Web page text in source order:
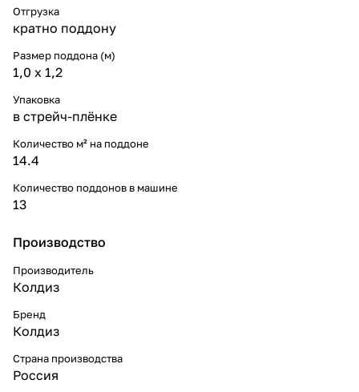
Отгрузка
кратно поддону
Размер поддона (м)
1,0 х 1,2
Упаковка
в стрейч-плёнке
Количество м² на поддоне
14.4
Количество поддонов в машине
13
Производство
Производитель
Колдиз
Бренд
Колдиз
Страна производства
Россия